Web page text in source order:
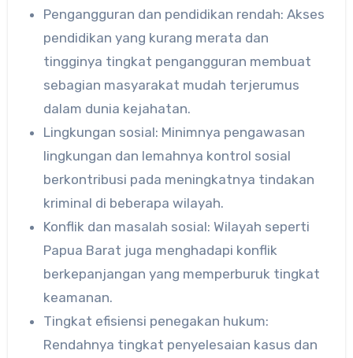
Pengangguran dan pendidikan rendah: Akses
pendidikan yang kurang merata dan
tingginya tingkat pengangguran membuat
sebagian masyarakat mudah terjerumus
dalam dunia kejahatan.
Lingkungan sosial: Minimnya pengawasan
lingkungan dan lemahnya kontrol sosial
berkontribusi pada meningkatnya tindakan
kriminal di beberapa wilayah.
Konflik dan masalah sosial: Wilayah seperti
Papua Barat juga menghadapi konflik
berkepanjangan yang memperburuk tingkat
keamanan.
Tingkat efisiensi penegakan hukum:
Rendahnya tingkat penyelesaian kasus dan